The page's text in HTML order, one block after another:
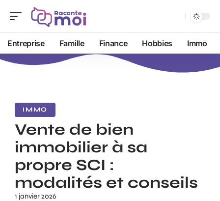
Entreprise Famille Finance Hobbies Immo
IMMO
Vente de bien
immobilier à sa
propre SCI :
modalités et conseils
1 janvier 2026